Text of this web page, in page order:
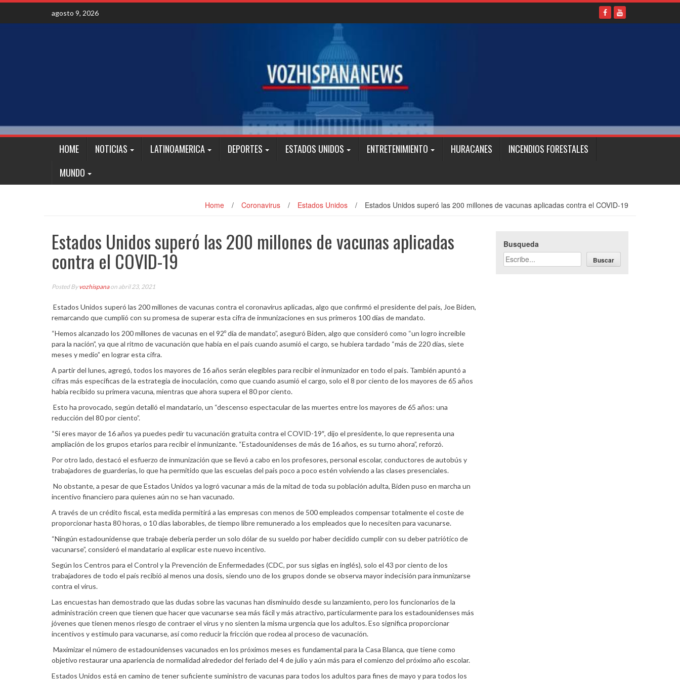
Skip
content
agosto 9, 2026
HOME NOTICIAS LATINOAMERICA DEPORTES ESTADOS UNIDOS ENTRETENIMIENTO HURACANES
INCENDIOS FORESTALES
MUNDO
Home / Coronavirus / Estados Unidos / Estados Unidos superó las 200 millones de vacunas aplicadas contra el COVID-19
Estados Unidos superó las 200 millones de vacunas aplicadas
contra el COVID-19
Posted Byvozhispanaon abril 23, 2021
Estados Unidos superó las 200 millones de vacunas contra el coronavirus aplicadas, algo que confirmó el presidente del país, Joe Biden,
remarcando que cumplió con su promesa de superar esta cifra de inmunizaciones en sus primeros 100 días de mandato.
“Hemos alcanzado los 200 millones de vacunas en el 92º día de mandato”, aseguró Biden, algo que consideró como “un logro increíble
para la nación”, ya que al ritmo de vacunación que había en el país cuando asumió el cargo, se hubiera tardado “más de 220 días, siete
meses y medio” en lograr esta cifra.
A partir del lunes, agregó, todos los mayores de 16 años serán elegibles para recibir el inmunizador en todo el país. También apuntó a
cifras más específicas de la estrategia de inoculación, como que cuando asumió el cargo, solo el 8 por ciento de los mayores de 65 años
había recibido su primera vacuna, mientras que ahora supera el 80 por ciento.
Esto ha provocado, según detalló el mandatario, un “descenso espectacular de las muertes entre los mayores de 65 años: una
reducción del 80 por ciento”.
“Si eres mayor de 16 años ya puedes pedir tu vacunación gratuita contra el COVID-19″, dijo el presidente, lo que representa una
ampliación de los grupos etarios para recibir el inmunizante. “Estadounidenses de más de 16 años, es su turno ahora”, reforzó.
Por otro lado, destacó el esfuerzo de inmunización que se llevó a cabo en los profesores, personal escolar, conductores de autobús y
trabajadores de guarderías, lo que ha permitido que las escuelas del país poco a poco estén volviendo a las clases presenciales.
No obstante, a pesar de que Estados Unidos ya logró vacunar a más de la mitad de toda su población adulta, Biden puso en marcha un
incentivo financiero para quienes aún no se han vacunado.
A través de un crédito fiscal, esta medida permitirá a las empresas con menos de 500 empleados compensar totalmente el coste de
proporcionar hasta 80 horas, o 10 días laborables, de tiempo libre remunerado a los empleados que lo necesiten para vacunarse.
“Ningún estadounidense que trabaje debería perder un solo dólar de su sueldo por haber decidido cumplir con su deber patriótico de
vacunarse”, consideró el mandatario al explicar este nuevo incentivo.
Según los Centros para el Control y la Prevención de Enfermedades (CDC, por sus siglas en inglés), solo el 43 por ciento de los
trabajadores de todo el país recibió al menos una dosis, siendo uno de los grupos donde se observa mayor indecisión para inmunizarse
contra el virus.
Las encuestas han demostrado que las dudas sobre las vacunas han disminuido desde su lanzamiento, pero los funcionarios de la
administración creen que tienen que hacer que vacunarse sea más fácil y más atractivo, particularmente para los estadounidenses más
jóvenes que tienen menos riesgo de contraer el virus y no sienten la misma urgencia que los adultos. Eso significa proporcionar
incentivos y estímulo para vacunarse, así como reducir la fricción que rodea al proceso de vacunación.
Maximizar el número de estadounidenses vacunados en los próximos meses es fundamental para la Casa Blanca, que tiene como
objetivo restaurar una apariencia de normalidad alrededor del feriado del 4 de julio y aún más para el comienzo del próximo año escolar.
Estados Unidos está en camino de tener suficiente suministro de vacunas para todos los adultos para fines de mayo y para todos los
Busqueda
Buscar